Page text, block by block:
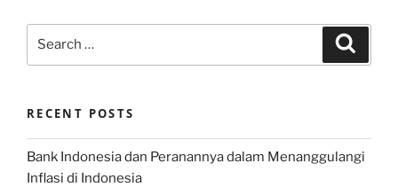
RECENT POSTS
Bank Indonesia dan Peranannya dalam Menanggulangi
Inflasi di Indonesia